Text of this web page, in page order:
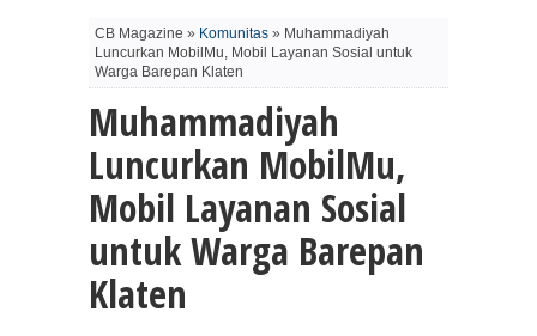
CB Magazine » Komunitas » Muhammadiyah
Luncurkan MobilMu, Mobil Layanan Sosial untuk
Warga Barepan Klaten
Muhammadiyah
Luncurkan MobilMu,
Mobil Layanan Sosial
untuk Warga Barepan
Klaten